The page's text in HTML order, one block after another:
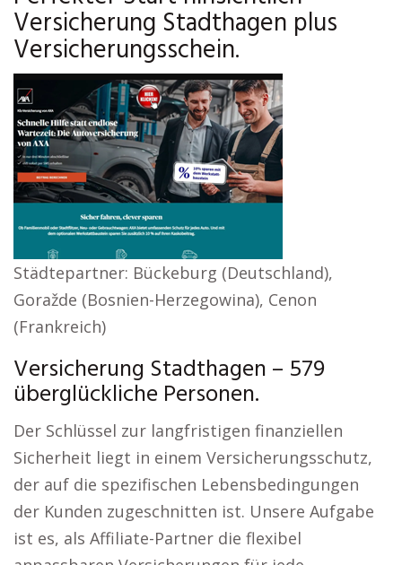
Versicherung Stadthagen plus
Versicherungsschein.
Städtepartner: Bückeburg (Deutschland),
Goražde (Bosnien-Herzegowina), Cenon
(Frankreich)
Versicherung Stadthagen – 579
überglückliche Personen.
Der Schlüssel zur langfristigen finanziellen
Sicherheit liegt in einem Versicherungsschutz,
der auf die spezifischen Lebensbedingungen
der Kunden zugeschnitten ist. Unsere Aufgabe
ist es, als Affiliate-Partner die flexibel